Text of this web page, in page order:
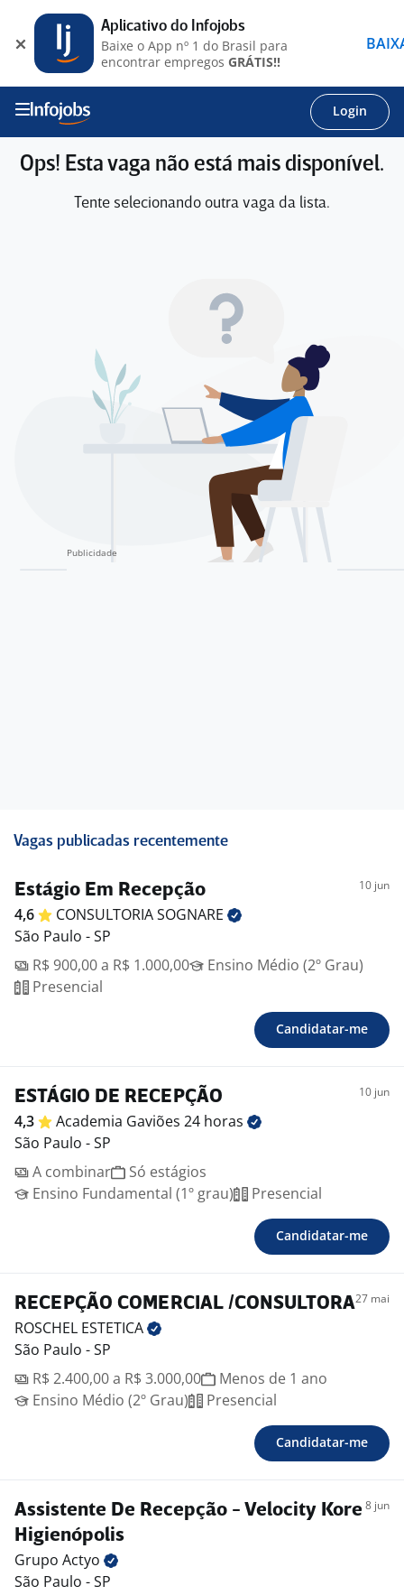
Login
Ops! Esta vaga não está mais disponível.
Tente selecionando outra vaga da lista.
Vagas publicadas recentemente
Estágio Em Recepção 10 jun
4,6 CONSULTORIASOGNARE
São Paulo - SP
R$ 900,00 a R$ 1.000,00
Ensino Médio (2º Grau)
Presencial
Candidatar-me
ESTÁGIO DE RECEPÇÃO 10 jun
4,3 Academia Gaviões 24 horas
São Paulo - SP
A combinar
Só estágios
Ensino Fundamental (1º grau)
Presencial
Candidatar-me
RECEPÇÃO COMERCIAL /CONSULTORA27 mai
ROSCHEL ESTETICA
São Paulo - SP
R$ 2.400,00 a R$ 3.000,00
Menos de 1 ano
Ensino Médio (2º Grau)
Presencial
Candidatar-me
Assistente De Recepção - Velocity Kore
Higienópolis
8 jun
Grupo Actyo
São Paulo - SP
Aplicativo do Infojobs
Baixe o App nº 1 do Brasil para
encontrar empregos GRÁTIS!!